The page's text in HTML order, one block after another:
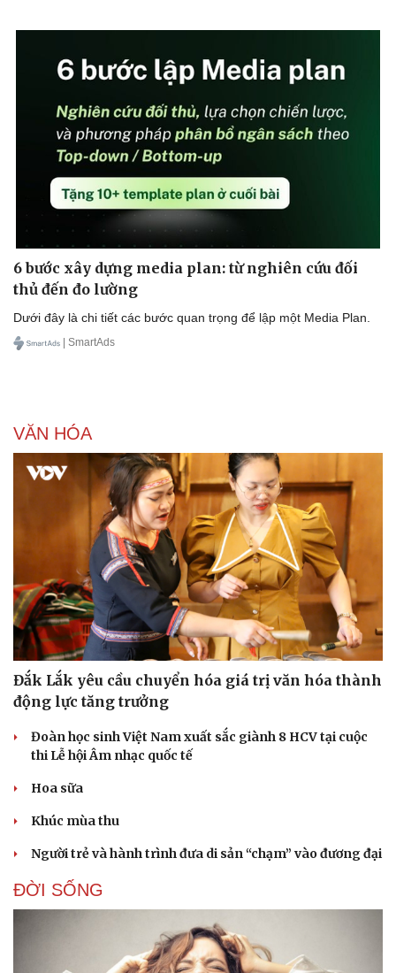
Doanh nghiệp
Thông tin doanh nghiệp
Doanh nghiệp 24h
Doanh nhân
Vì cộng đồng
Công nghệ
Sành điệu
Tin Công nghệ
Trải nghiệm
Chuyển đổi số
6 bước xây dựng media plan: từ nghiên cứu đối
thủ đến đo lường
Dưới đây là chi tiết các bước quan trọng để lập một Media Plan.
| SmartAds
VĂN HÓA
Đắk Lắk yêu cầu chuyển hóa giá trị văn hóa thành
động lực tăng trưởng
Đoàn học sinh Việt Nam xuất sắc giành 8 HCV tại cuộc
thi Lễ hội Âm nhạc quốc tế
Hoa sữa
Khúc mùa thu
Người trẻ và hành trình đưa di sản “chạm” vào đương đại
ĐỜI SỐNG